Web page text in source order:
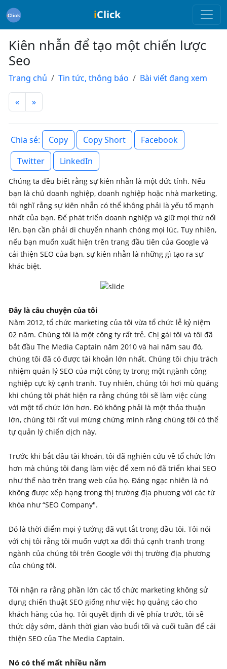
iClick
Kiên nhẫn để tạo một chiến lược
Seo
Trang chủ Tin tức, thông báo Bài viết đang xem
« »
Chia sẻ: Copy Copy Short
Facebook
Twitter
LinkedIn
Chúng ta đều biết rằng sự kiên nhẫn là một đức tính. Nếu
bạn là chủ doanh nghiệp, doanh nghiệp hoặc nhà marketing,
tôi nghĩ rằng sự kiên nhẫn có thể không phải là yếu tố mạnh
nhất của bạn. Để phát triển doanh nghiệp và giữ mọi thứ nổi
lên, bạn cần phải di chuyển nhanh chóng mọi lúc. Tuy nhiên,
nếu bạn muốn xuất hiện trên trang đầu tiên của Google và
cải thiện SEO của bạn, sự kiên nhẫn là những gì tạo ra sự
khác biệt.
Đây là câu chuyện của tôi
Năm 2012, tổ chức marketing của tôi vừa tổ chức lễ kỷ niệm
02 năm. Chúng tôi là một công ty rất trẻ. Chị gái tôi và tôi đã
bắt đầu The Media Captain năm 2010 và hai năm sau đó,
chúng tôi đã có được tài khoản lớn nhất. Chúng tôi chịu trách
nhiệm quản lý SEO của một công ty trong một ngành công
nghiệp cực kỳ cạnh tranh. Tuy nhiên, chúng tôi hơi mù quáng
khi chúng tôi phát hiện ra rằng chúng tôi sẽ làm việc cùng
với một tổ chức lớn hơn. Đó không phải là một thỏa thuận
lớn, chúng tôi rất vui mừng chứng minh rằng chúng tôi có thể
tự quản lý chiến dịch này.
Trước khi bắt đầu tài khoản, tôi đã nghiên cứu về tổ chức lớn
hơn mà chúng tôi đang làm việc để xem nó đã triển khai SEO
như thế nào trên trang web của họ. Đáng ngạc nhiên là nó
không được xếp hạng trong thị trường địa phương với các từ
khóa như “SEO Company".
Đó là thời điểm mọi ý tưởng đã vụt tắt trong đầu tôi. Tôi nói
với chị tôi rằng tôi muốn vượt xa đối thủ cạnh tranh trong
ngành của chúng tôi trên Google với thị trường địa phương
của chúng tôi.
Tôi nhận ra rằng phần lớn các tổ chức marketing không sử
dụng chiến thuật SEO giống như việc họ quảng cáo cho
khách hàng của họ. Tôi quyết định đi về phía trước, tôi sẽ
thức dậy sớm, dành thời gian vào buổi tối và cuối tuần để cải
thiện SEO của The Media Captain.
Nó có thể mất nhiều năm